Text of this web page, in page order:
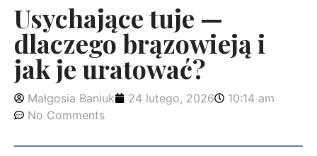
Usychające tuje —
dlaczego brązowieją i
jak je uratować?
Małgosia Baniuk 24 lutego, 2026
10:14 am
No Comments